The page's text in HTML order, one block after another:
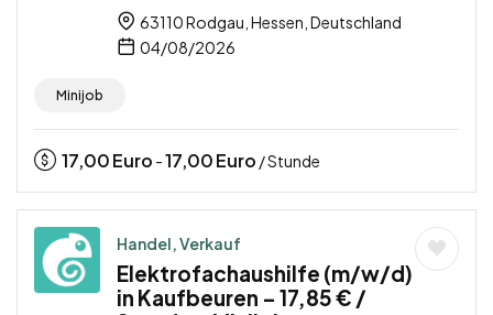
63110 Rodgau, Hessen, Deutschland
04/08/2026
Minijob
17,00Euro -17,00Euro / Stunde
Handel, Verkauf
Elektrofachaushilfe (m/w/d)
in Kaufbeuren – 17,85 € /